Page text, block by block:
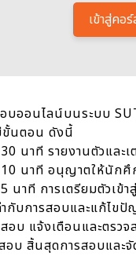
เข้าสู่คอ
บออนไลน์บนระบบ
นตอน ดังนี้
นาที รายงานตัวและ
นาที อนุญาตให้นักศึ
นาที การเตรียมตัวเข้
กับการสอบและแก้ไขปั
อบ แจ้งเตือนและตรวจ
อบ สิ้นสุดการสอบและ